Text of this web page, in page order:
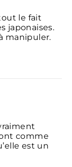
le fait
japonaises.
manipuler.
comme
est un